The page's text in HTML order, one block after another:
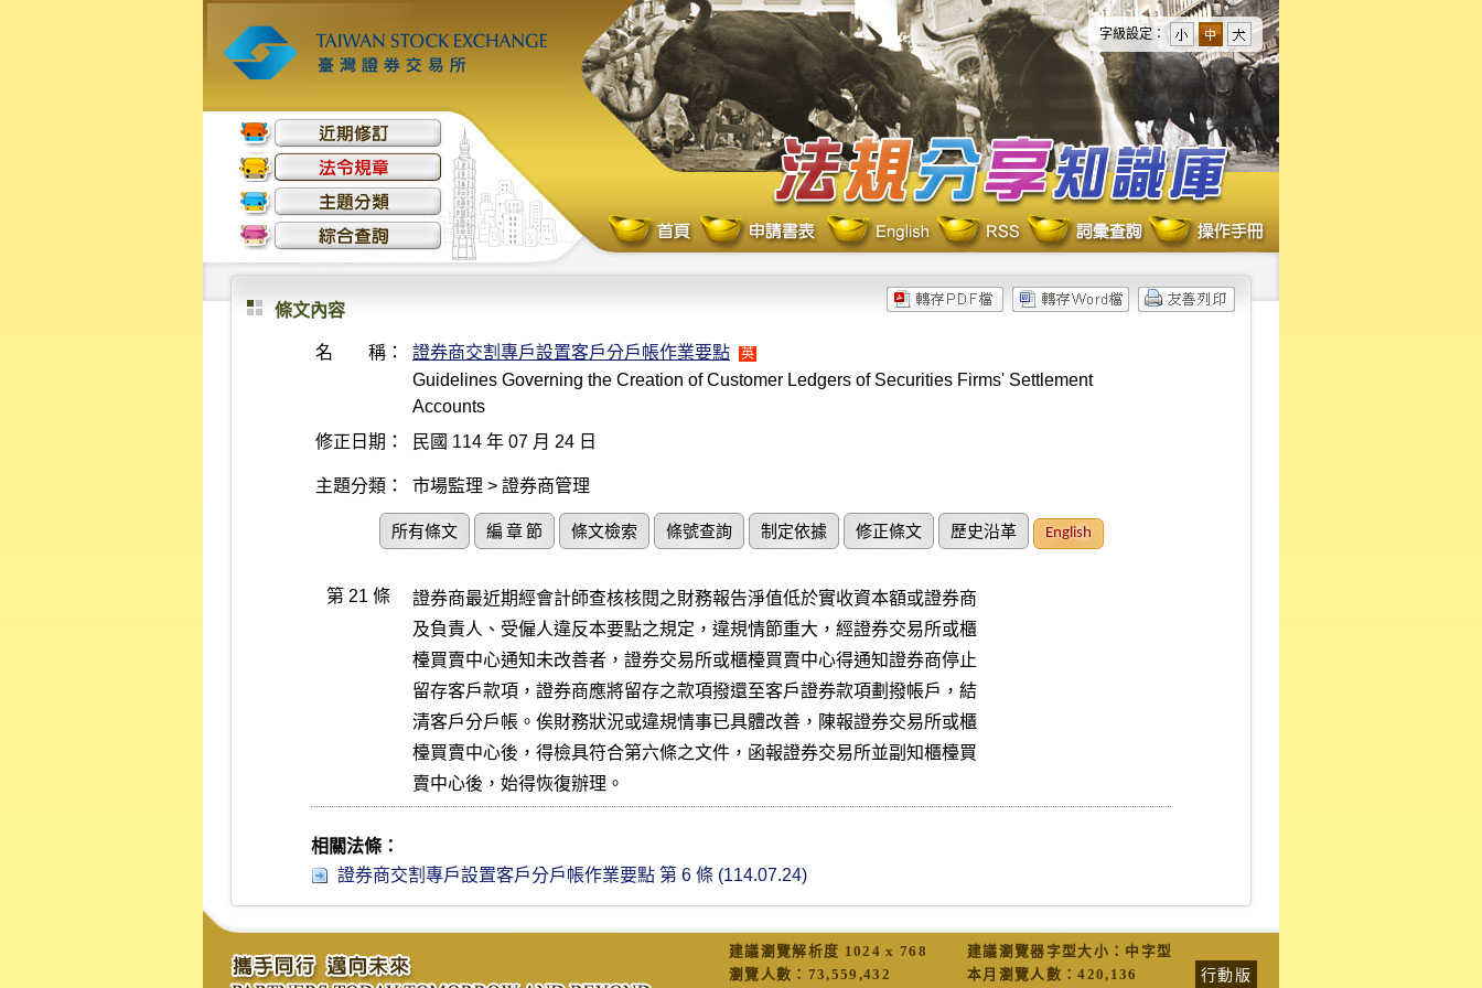
字級設定：
條文內容
名 稱： 證券商交割專戶設置客戶分戶帳作業要點 英
Guidelines Governing the Creation of Customer Ledgers of Securities Firms' Settlement
Accounts
修正日期：
民國 114 年 07 月 24 日
主題分類： 市場監理 > 證券商管理
所有條文 編 章 節 條文檢索 條號查詢 制定依據 修正條文 歷史沿革 English
第 21 條
證券商最近期經會計師查核核閱之財務報告淨值低於實收資本額或證券商
及負責人、受僱人違反本要點之規定，違規情節重大，經證券交易所或櫃
檯買賣中心通知未改善者，證券交易所或櫃檯買賣中心得通知證券商停止
留存客戶款項，證券商應將留存之款項撥還至客戶證券款項劃撥帳戶，結
清客戶分戶帳。俟財務狀況或違規情事已具體改善，陳報證券交易所或櫃
檯買賣中心後，得檢具符合第六條之文件，函報證券交易所並副知櫃檯買
賣中心後，始得恢復辦理。
相關法條：
證券商交割專戶設置客戶分戶帳作業要點 第 6 條 (114.07.24)
建議瀏覽解析度 1024 x 768 建議瀏覽器字型大小：中字型
行動版
瀏覽人數： 73,559,432 本月瀏覽人數：420,136